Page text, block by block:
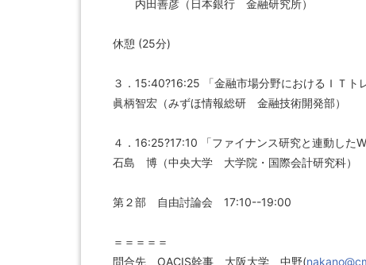
内田善彦（日本銀行 金融研究所）
休憩 (25分)
３．15:40?16:25 「金融市場分野におけるＩＴト
眞柄智宏（みずほ情報総研 金融技術開発部）
４．16:25?17:10 「ファイナンス研究と連動した
石島 博（中央大学 大学院・国際会計研究科）
第２部 自由討論会 17:10--19:00
＝＝＝＝＝
問合先 OACIS幹事 大阪大学 中野(